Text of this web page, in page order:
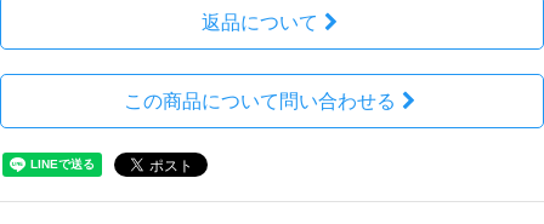
返品について
この商品について問い合わせる